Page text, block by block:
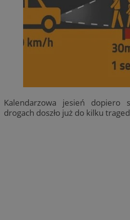
Kalendarzowa jesień dopiero
drogach doszło już do kilku